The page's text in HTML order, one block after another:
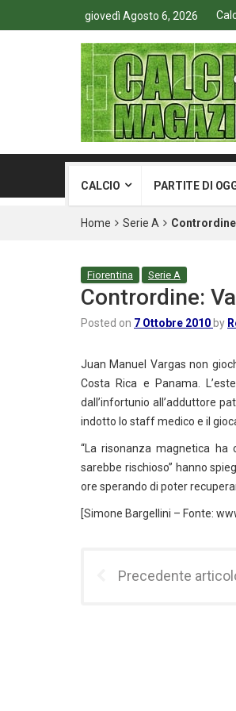
giovedì Agosto 6, 2026
CALCIO PARTITE DI
Home Serie A
Fiorentina Serie A
Contrordine:
Posted on 7 Ottobre 2010 by
Juan Manuel Vargas non
Costa Rica e Panama.
dall’infortunio all’adduttore
indotto lo staff medico e il
“La risonanza magnetica
sarebbe rischioso” hanno
ore sperando di poter
[Simone Bargellini – Fonte:
Precedente